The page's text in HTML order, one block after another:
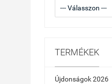
TERMÉKEK
Újdonságok 2026